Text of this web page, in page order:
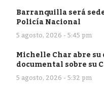
Barranquilla será
Policía Nacional
5 agosto, 2026 - 5:45 pm
Michelle Char abre su
documental sobre su
5 agosto, 2026 - 5:32 pm